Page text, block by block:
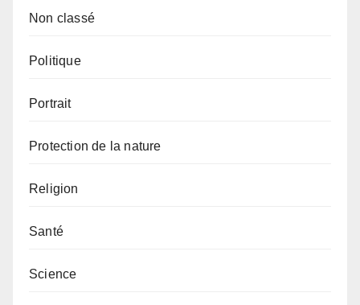
Non classé
Politique
Portrait
Protection de la nature
Religion
Santé
Science